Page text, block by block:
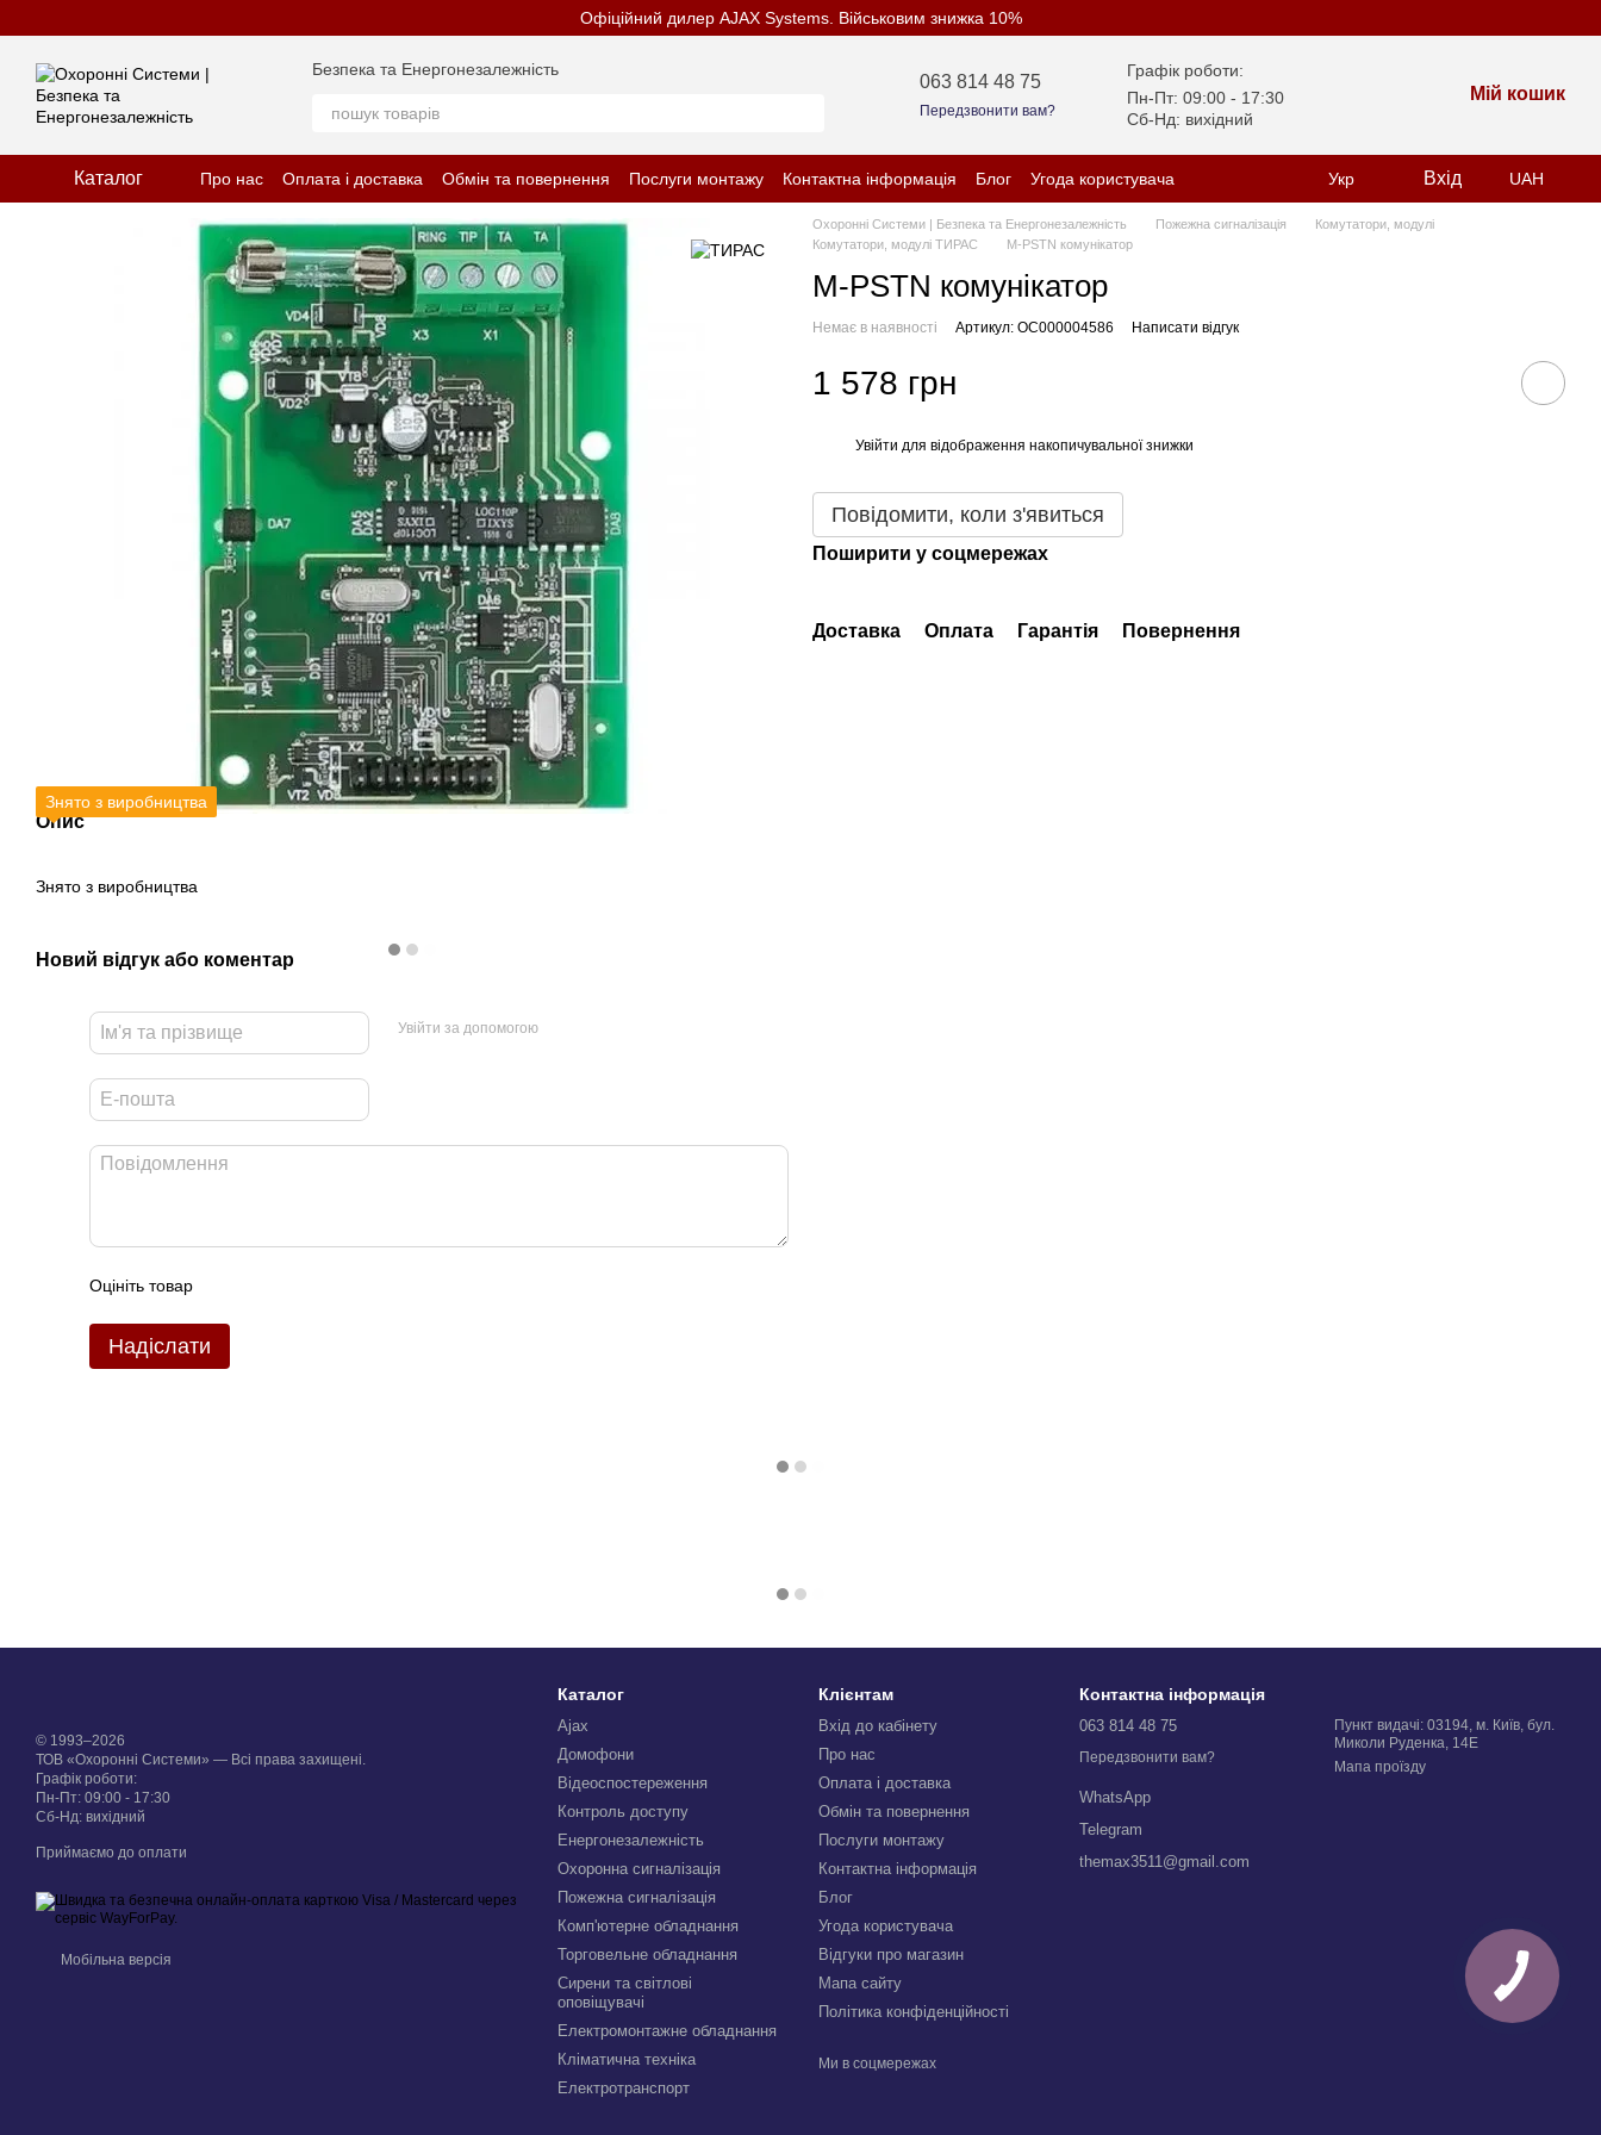
Офіційний дилер AJAX Systems. Військовим знижка 10%
Безпека та Енергонезалежність
063 814 48 75
Передзвонити вам?
Графік роботи:
Пн-Пт: 09:00 - 17:30
Сб-Нд: вихідний
Мій кошик
Каталог Про нас Оплата і доставка Обмін та повернення Послуги монтажу Контактна інформація Блог
Угода користувача
Відгуки про магазин
Політика конфіденційності
Укр Вхід UAH
Знято з виробництва
Опис
Знято з виробництва
Новий відгук або коментар
Увійти за допомогою
Оцініть товар
Надіслати
Охоронні Системи | Безпека та Енергонезалежність Пожежна сигналізація
Комутатори, модулі
Комутатори, модулі ТИРАС
M-PSTN комунікатор
M-PSTN комунікатор
Немає в наявності Артикул: OC000004586 Написати відгук
1 578 грн
Увійти для відображення накопичувальної знижки
Повідомити, коли з'явиться
Поширити у соцмережах
Доставка Оплата Гарантія Повернення
© 1993–2026
ТОВ «Охоронні Системи» — Всі права захищені.
Графік роботи:
Пн-Пт: 09:00 - 17:30
Сб-Нд: вихідний
Приймаємо до оплати
Мобільна версія
Каталог
Ajax
Домофони
Відеоспостереження
Контроль доступу
Енергонезалежність
Охоронна сигналізація
Пожежна сигналізація
Комп'ютерне обладнання
Торговельне обладнання
Сирени та світлові
оповіщувачі
Електромонтажне обладнання
Кліматична техніка
Електротранспорт
Клієнтам
Вхід до кабінету
Про нас
Оплата і доставка
Обмін та повернення
Послуги монтажу
Контактна інформація
Блог
Угода користувача
Відгуки про магазин
Мапа сайту
Політика конфіденційності
Ми в соцмережах
Контактна інформація
063 814 48 75
Передзвонити вам?
WhatsApp
Telegram
themax3511@gmail.com
Пункт видачі: 03194, м. Київ, бул.
Миколи Руденка, 14Е
Мапа проїзду